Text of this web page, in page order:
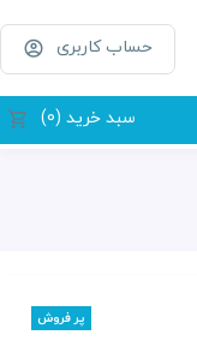
حساب کاربری
سبد خرید (0)
پر فروش